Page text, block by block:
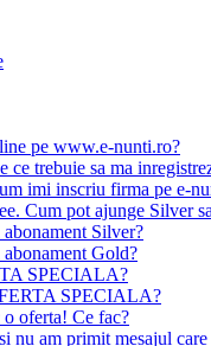
pe www.e-nunti.ro?
ce trebuie sa ma
imi inscriu firma pe e-
Cum pot ajunge Silver
Silver?
Gold?
SPECIALA?
SPECIALA?
oferta! Ce fac?
nu am primit mesajul